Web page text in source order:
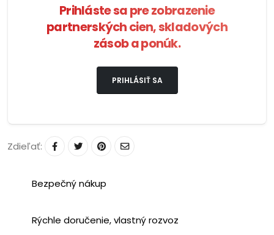
Prihláste sa pre zobrazenie
partnerských cien, skladových
zásob a ponúk.
PRIHLÁSIŤ SA
Zdieľať:
Bezpečný nákup
Rýchle doručenie, vlastný rozvoz